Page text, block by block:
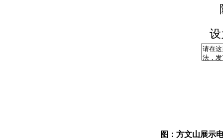
图：方文山展示